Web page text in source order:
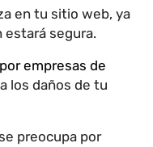
en tu sitio web, ya
estará segura.
empresas de
los daños de tu
preocupa por